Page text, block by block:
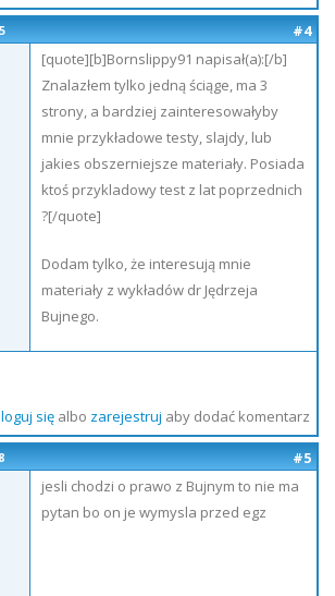
#4
[quote][b]Bornslippy91 napisał(a):[/b]
Znalazłem tylko jedną ściąge, ma 3
strony, a bardziej zainteresowałyby
mnie przykładowe testy, slajdy, lub
jakies obszerniejsze materiały. Posiada
ktoś przykladowy test z lat poprzednich
?[/quote]
Dodam tylko, że interesują mnie
materiały z wykładów dr Jędrzeja
Bujnego.
sięalbo zarejestruj aby dodać komentarz
#5
jesli chodzi o prawo z Bujnym to nie ma
pytan bo on je wymysla przed egz